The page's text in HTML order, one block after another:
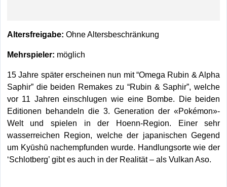
Altersfreigabe: Ohne Altersbeschränkung
Mehrspieler: möglich
15 Jahre später erscheinen nun mit “Omega Rubin & Alpha
Saphir” die beiden Remakes zu “Rubin & Saphir”, welche
vor 11 Jahren einschlugen wie eine Bombe. Die beiden
Editionen behandeln die 3. Generation der «Pokémon»-
Welt und spielen in der Hoenn-Region. Einer sehr
wasserreichen Region, welche der japanischen Gegend
um Kyūshū nachempfunden wurde. Handlungsorte wie der
‘Schlotberg’ gibt es auch in der Realität – als Vulkan Aso.